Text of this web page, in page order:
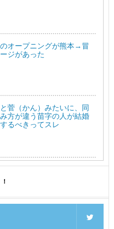
オープニングが熊本→冒
ジがあった
菅（かん）みたいに、同
方が違う苗字の人が結婚
るべきってスレ